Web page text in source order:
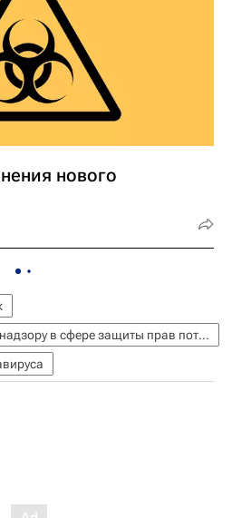
нового
Федеральная служба по надзору в сфере защиты прав потребителей и благополучия человека (Роспотребнадзор)